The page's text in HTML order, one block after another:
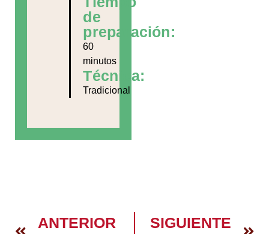
de
preparación:
60
minutos
Técnica:
Tradicional
ANTERIOR SIGUIENTE